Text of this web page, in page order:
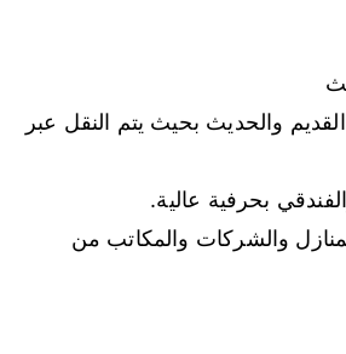
والحديث بحيث يتم النقل عبر
بحرفية عالية.
والشركات والمكاتب من